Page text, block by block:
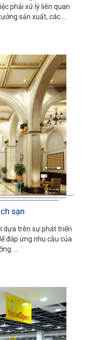
phải xử lý liên quan
sản xuất, các ...
sạn
dựa trên sự phát triển
đáp ứng nhu cầu của
...